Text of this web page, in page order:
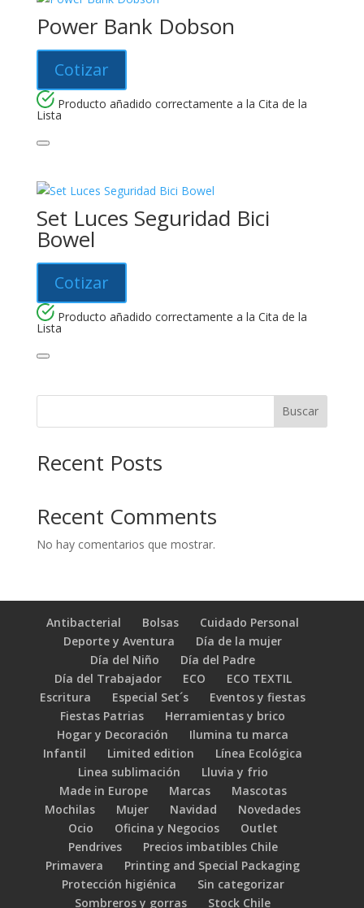
Power Bank Dobson
Cotizar
Producto añadido correctamente a la Cita de la
Lista
Set Luces Seguridad Bici
Bowel
Cotizar
Producto añadido correctamente a la Cita de la
Lista
Buscar
Recent Posts
Recent Comments
No hay comentarios que mostrar.
Antibacterial Bolsas
Cuidado Personal
Deporte y Aventura
Día de la mujer
Día del Niño
Día del Padre
Día del Trabajador
ECO
ECO TEXTIL
Escritura
Especial Set´s
Eventos y fiestas
Fiestas Patrias
Herramientas y brico
Hogar y Decoración
Ilumina tu marca
Infantil
Limited edition
Línea Ecológica
Linea sublimación
Lluvia y frio
Made in Europe
Marcas
Mascotas
Mochilas
Mujer Navidad
Novedades
Ocio
Oficina y Negocios
Outlet
Pendrives
Precios imbatibles Chile
Primavera
Printing and Special Packaging
Protección higiénica
Sin categorizar
Sombreros y gorras
Stock Chile